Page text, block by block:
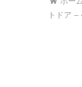
トドア